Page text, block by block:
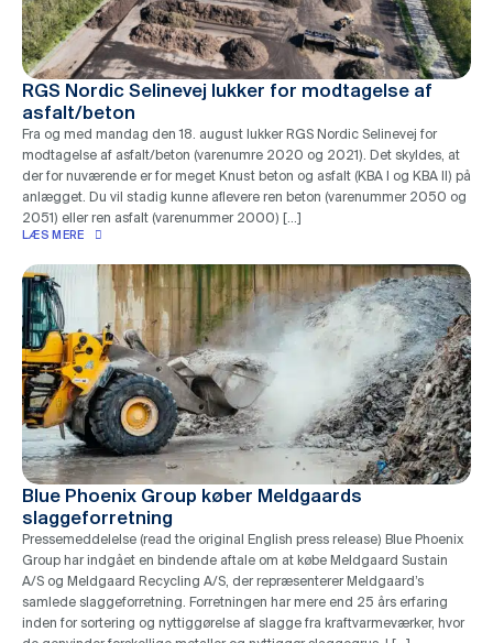
RGS Nordic Selinevej lukker for modtagelse af
asfalt/beton
Fra og med mandag den 18. august lukker RGS Nordic Selinevej for
modtagelse af asfalt/beton (varenumre 2020 og 2021). Det skyldes, at
der for nuværende er for meget Knust beton og asfalt (KBA I og KBA II) på
anlægget. Du vil stadig kunne aflevere ren beton (varenummer 2050 og
2051) eller ren asfalt (varenummer 2000) […]
LÆS MERE
Blue Phoenix Group køber Meldgaards
slaggeforretning
Pressemeddelelse (read the original English press release) Blue Phoenix
Group har indgået en bindende aftale om at købe Meldgaard Sustain
A/S og Meldgaard Recycling A/S, der repræsenterer Meldgaard’s
samlede slaggeforretning. Forretningen har mere end 25 års erfaring
inden for sortering og nyttiggørelse af slagge fra kraftvarmeværker, hvor